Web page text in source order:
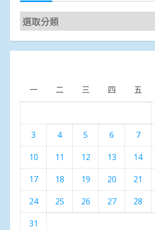
新
聞
分
一 二 三 四 五
3
4 5 6 7
10
11 12 13 14
17
18 19 20 21
24
25 26 27 28
31